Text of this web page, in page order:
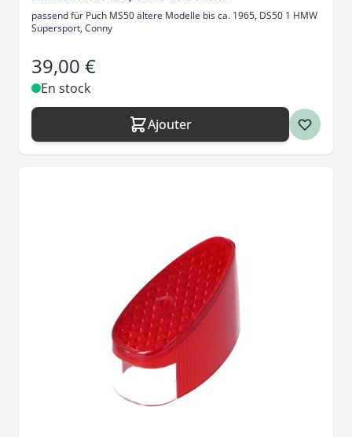
passend für Puch MS50 ältere Modelle bis ca. 1965, DS50 1 HMW
Supersport, Conny
39,00 €
En stock
Ajouter